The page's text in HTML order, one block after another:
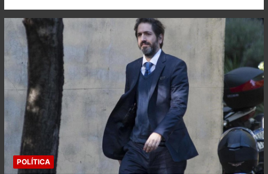
POLÍTICA